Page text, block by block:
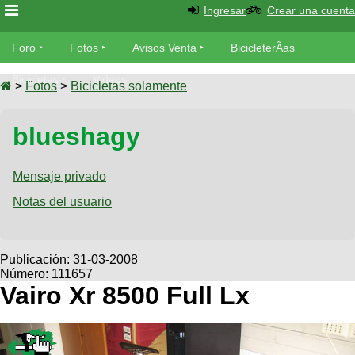
Foro
Foro
MecÃ¡nica
Fotos
SUBÃ
Galeria
Bicicletas
Viajes
Descenso
Dirt
Avisos
Ventas
SUBÃ
Buscar
Ultimos
Fotos
as
Bicicletas
Tandem
Videos
Cicloturismo
Ingresar Crear una cuenta
Foro Fotos Avisos Venta BicicleterÃ­as
Bicicletas Videos
> Fotos > Bicicletas solamente
blueshagy
Mensaje privado
Notas del usuario
Publicación: 31-03-2008
Número: 111657
Vairo Xr 8500 Full Lx